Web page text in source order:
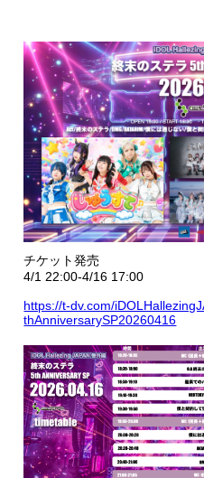
チケット発売
4/1 22:00-4/16 17:00
https://t-dv.com/
thAnniversarySP20260416